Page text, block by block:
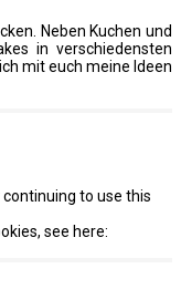
Neben Kuchen und
in verschiedensten
mit euch meine Ideen
continuing to use this
see here: